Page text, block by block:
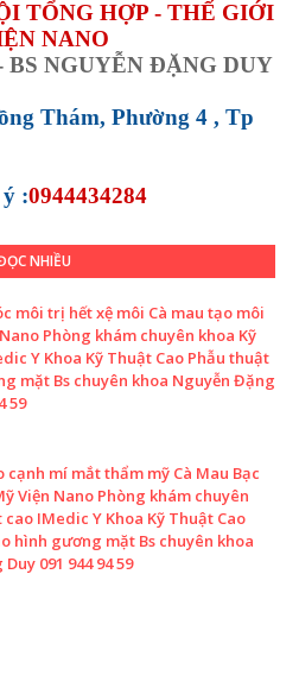
TỔNG HỢP - THẾ GIỚI
NANO
BS NGUYỄN ĐẶNG DUY
Thám, Phường 4 , Tp
:0944434284
NHIỀU
môi trị hết xệ môi Cà mau tạo môi
Phòng khám chuyên khoa Kỹ
Y Khoa Kỹ Thuật Cao Phẫu thuật
mặt Bs chuyên khoa Nguyễn Đặng
59
mí mắt thẩm mỹ Cà Mau Bạc
Viện Nano Phòng khám chuyên
IMedic Y Khoa Kỹ Thuật Cao
hình gương mặt Bs chuyên khoa
091 944 94 59